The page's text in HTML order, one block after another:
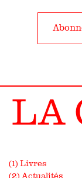
(1) Livres